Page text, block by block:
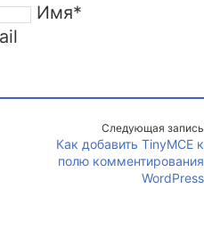
Имя*
Следующая запись
Как добавить TinyMCE к
полю комментирования
WordPress